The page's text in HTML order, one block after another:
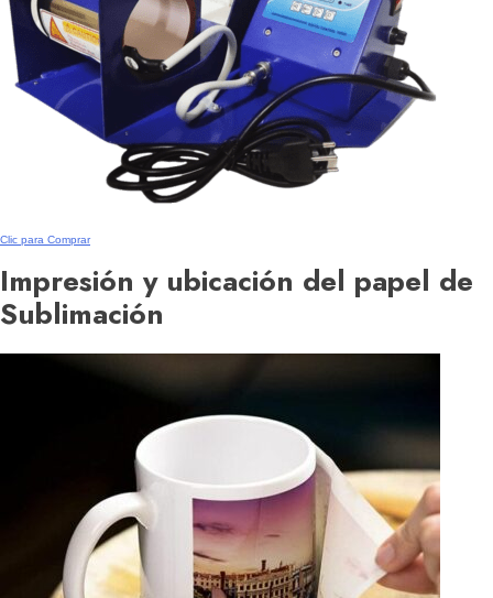
Clic para Comprar
Impresión y ubicación del papel de
Sublimación